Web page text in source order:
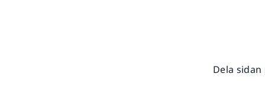
Dela sidan